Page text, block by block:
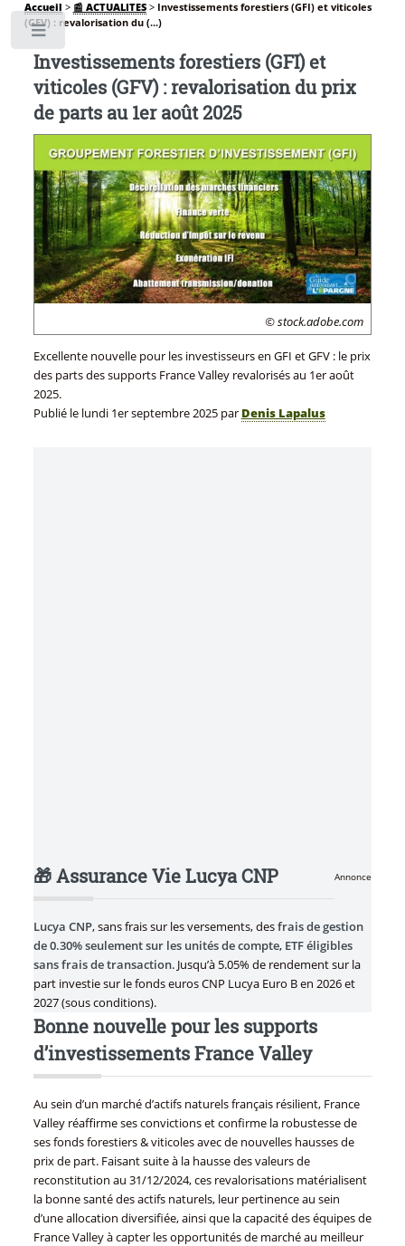
Accueil > 📰 ACTUALITES> Investissements forestiers (GFI) et viticoles
(GFV) : revalorisation du (...)
Investissements forestiers (GFI) et
viticoles (GFV) : revalorisation du prix
de parts au 1er août 2025
© stock.adobe.com
Excellente nouvelle pour les investisseurs en GFI et GFV : le prix
des parts des supports France Valley revalorisés au 1er août
2025.
Publié le lundi 1er septembre 2025par Denis Lapalus
Annonce
🎁 Assurance Vie Lucya CNP
Lucya CNP, sans frais sur les versements, desfrais de gestion
de 0.30% seulement sur les unités de compte, ETF éligibles
sans frais de transaction. Jusqu’à 5.05% de rendement sur la
part investie sur le fonds euros CNP Lucya Euro B en 2026 et
2027 (sous conditions).
Bonne nouvelle pour les supports
d’investissements France Valley
Au sein d’un marché d’actifs naturels français résilient, France
Valley réaffirme ses convictions et confirme la robustesse de
ses fonds forestiers & viticoles avec de nouvelles hausses de
prix de part.​ Faisant suite à la hausse des valeurs de
reconstitution au 31/12/2024, ces revalorisations matérialisent
la bonne santé des actifs naturels, leur pertinence au sein
d’une allocation diversifiée, ainsi que la capacité des équipes de
France Valley à capter les opportunités de marché au meilleur